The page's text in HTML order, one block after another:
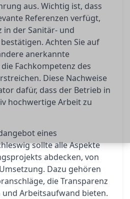
aus. Wichtig ist, dass
Referenzen verfügt,
in der Sanitär- und
Achten Sie auf
anerkannte
Fachkompetenz des
Diese Nachweise
dafür, dass der Betrieb in
hochwertige Arbeit zu
eines
sollte alle Aspekte
abdecken, von
Dazu gehören
die Transparenz
Arbeitsaufwand bieten.